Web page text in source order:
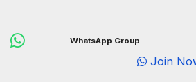
WhatsApp Group
Join